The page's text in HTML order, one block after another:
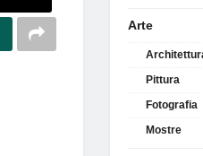
Arte
Pittura
Fotografia
Mostre